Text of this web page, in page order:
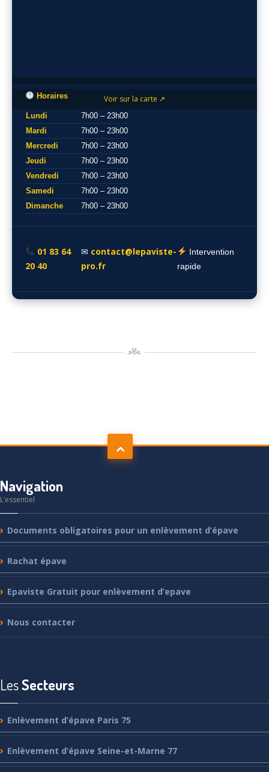
Voir sur la carte ↗
Horaires
Lundi
7h00 – 23h00
Mardi
7h00 – 23h00
Mercredi
7h00 – 23h00
Jeudi
7h00 – 23h00
Vendredi
7h00 – 23h00
Samedi
7h00 – 23h00
Dimanche
7h00 – 23h00
01 83 64
20 40
✉ contact@lepaviste-
pro.fr
Intervention
rapide
Navigation
L’essentiel
Documents obligatoires pour un enlèvement d’épave
Rachat épave
Epaviste Gratuit pour enlèvement d’epave
Nous contacter
LesSecteurs
Enlèvement d’épave Paris 75
Enlèvement d’épave Seine-et-Marne 77